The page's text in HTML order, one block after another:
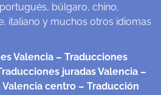
búlgaro, chino,
italiano y muchos otros idiomas
Valencia – Traducciones
juradas Valencia –
centro – Traducción